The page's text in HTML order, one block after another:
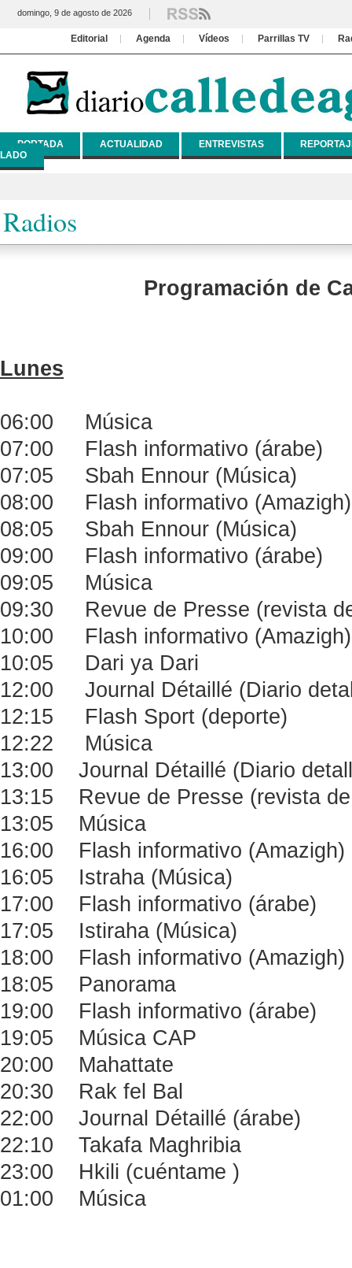
domingo, 9 de agosto de 2026
Editorial Agenda Vídeos Parrillas TV
PORTADA ACTUALIDAD ENTREVISTAS
LADO
Radios
Programación de
Lunes
06:00 Música
07:00 Flash informativo (árabe)
07:05 Sbah Ennour (Música)
08:00 Flash informativo (Amazigh)
08:05 Sbah Ennour (Música)
09:00 Flash informativo (árabe)
09:05 Música
09:30 Revue de Presse (revista
10:00 Flash informativo (Amazigh)
10:05 Dari ya Dari
12:00 Journal Détaillé (Diario
12:15 Flash Sport (deporte)
12:22 Música
13:00 Journal Détaillé (Diario
13:15 Revue de Presse (revista
13:05 Música
16:00 Flash informativo (Amazigh)
16:05 Istraha (Música)
17:00 Flash informativo (árabe)
17:05 Istiraha (Música)
18:00 Flash informativo (Amazigh)
18:05 Panorama
19:00 Flash informativo (árabe)
19:05 Música CAP
20:00 Mahattate
20:30 Rak fel Bal
22:00 Journal Détaillé (árabe)
22:10 Takafa Maghribia
23:00 Hkili (cuéntame )
01:00 Música